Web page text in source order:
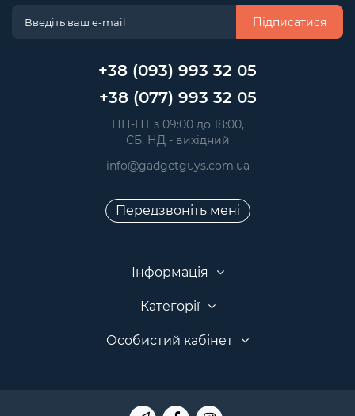
Підписатися
+38 (093) 993 32 05
+38 (077) 993 32 05
ПН-ПТ з 09:00 до 18:00,
СБ, НД - вихідний
info@gadgetguys.com.ua
Передзвоніть мені
Інформація
Категорії
Особистий кабінет